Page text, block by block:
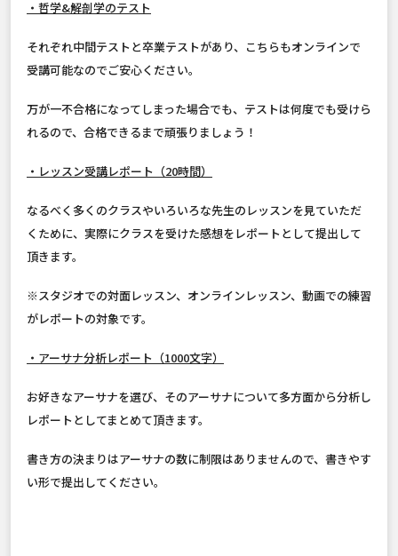
・哲学&解剖学のテスト
それぞれ中間テストと卒業テストがあり、こちらもオンラインで
受講可能なのでご安心ください。
万が一不合格になってしまった場合でも、テストは何度でも受けら
れるので、合格できるまで頑張りましょう！
・レッスン受講レポート（20時間）
なるべく多くのクラスやいろいろな先生のレッスンを見ていただ
くために、実際にクラスを受けた感想をレポートとして提出して
頂きます。
※スタジオでの対面レッスン、オンラインレッスン、動画での練習
がレポートの対象です。
・アーサナ分析レポート（1000文字）
お好きなアーサナを選び、そのアーサナについて多方面から分析し
レポートとしてまとめて頂きます。
書き方の決まりはアーサナの数に制限はありませんので、書きやす
い形で提出してください。